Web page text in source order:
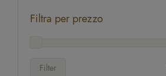
Filtra per prezzo
Filter